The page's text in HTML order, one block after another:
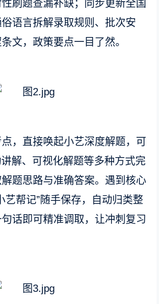
刷题查漏补缺；同步更新全国
语言拆解录取规则、批次安
文，政策要点一目了然。
，直接唤起小艺深度解题，可
解、可视化解题等多种方式完
题思路与准确答案。遇到核心
艺帮记”随手保存，自动归类整
话即可精准调取，让冲刺复习